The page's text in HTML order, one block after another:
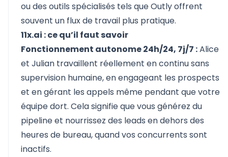
ou des outils spécialisés tels queOutlyoffrent
souvent un flux de travail plus pratique.
11x.ai : ce qu’il faut savoir
Fonctionnement autonome 24h/24, 7j/7 :Alice
et Julian travaillent réellement en continu sans
supervision humaine, en engageant les prospects
et en gérant les appels même pendant que votre
équipe dort. Cela signifie que vous générez du
pipeline et nourrissez des leads en dehors des
heures de bureau, quand vos concurrents sont
inactifs.